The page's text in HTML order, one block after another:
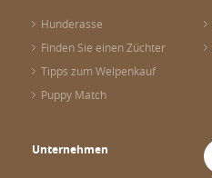
Hunderasse
Finden Sie einen Züchter
Tipps zum Welpenkauf
Puppy Match
Unternehmen